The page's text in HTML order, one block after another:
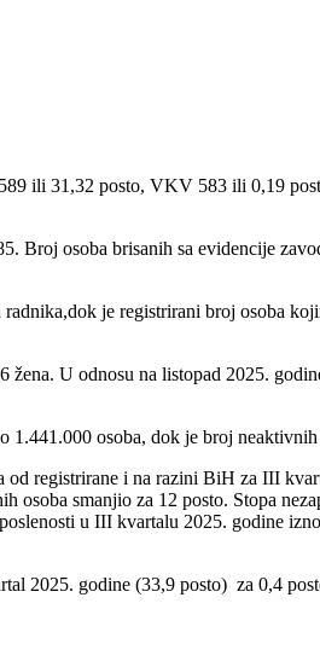
ili 31,32 posto, VKV 583 ili 0,19
Broj osoba brisanih sa evidencije
je registrirani broj osoba
U odnosu na listopad 2025.
osoba, dok je broj
registrirane i na razini BiH za III
osoba smanjio za 12 posto. Stopa
u III kvartalu 2025. godine
2025. godine (33,9 posto) za 0,4